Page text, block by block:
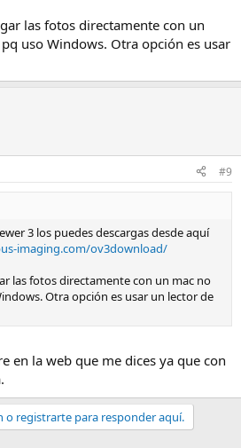
las fotos directamente con un
uso Windows. Otra opción es usar
#9
3 los puedes descargas desde aquí
imaging.com/ov3download/
las fotos directamente con un mac no
Otra opción es usar un lector de
en la web que me dices ya que con
o registrarte para responder aquí.